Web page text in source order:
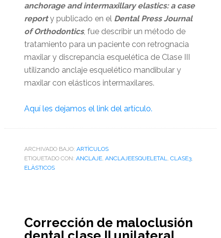
anchorage and intermaxillary elastics: a case
reporty publicado en el Dental Press Journal
of Orthodontics, fue describir un método de
tratamiento para un paciente con retrognacia
maxilar y discrepancia esquelética de Clase III
utilizando anclaje esquelético mandibular y
maxilar con elásticos intermaxilares.
Aquí les dejamos el link del artículo.
ARCHIVADO BAJO: ARTÌCULOS
ETIQUETADO CON: ANCLAJE, ANCLAJEESQUELETAL, CLASE3,
ELÀSTICOS
Corrección de maloclusión